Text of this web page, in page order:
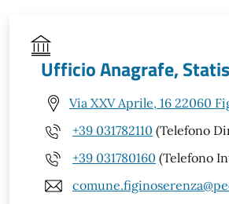
Ufficio Anagrafe,
Via XXV Aprile, 16 22060
+39 031782110 (Telefono
+39 031780160 (Telefono